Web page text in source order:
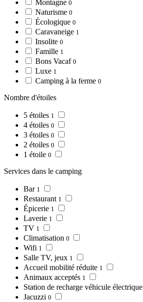
Montagne 0
Naturisme 0
Écologique 0
Caravaneige 1
Insolite 0
Famille 1
Bons Vacaf 0
Luxe 1
Camping à la ferme 0
Nombre d'étoiles
5 étoiles 1
4 étoiles 0
3 étoiles 0
2 étoiles 0
1 étoile 0
Services dans le camping
Bar 1
Restaurant 1
Épicerie 1
Laverie 1
TV 1
Climatisation 0
Wifi 1
Salle TV, jeux 1
Accueil mobilité réduite 1
Animaux acceptés 1
Station de recharge véhicule électrique
Jacuzzi 0